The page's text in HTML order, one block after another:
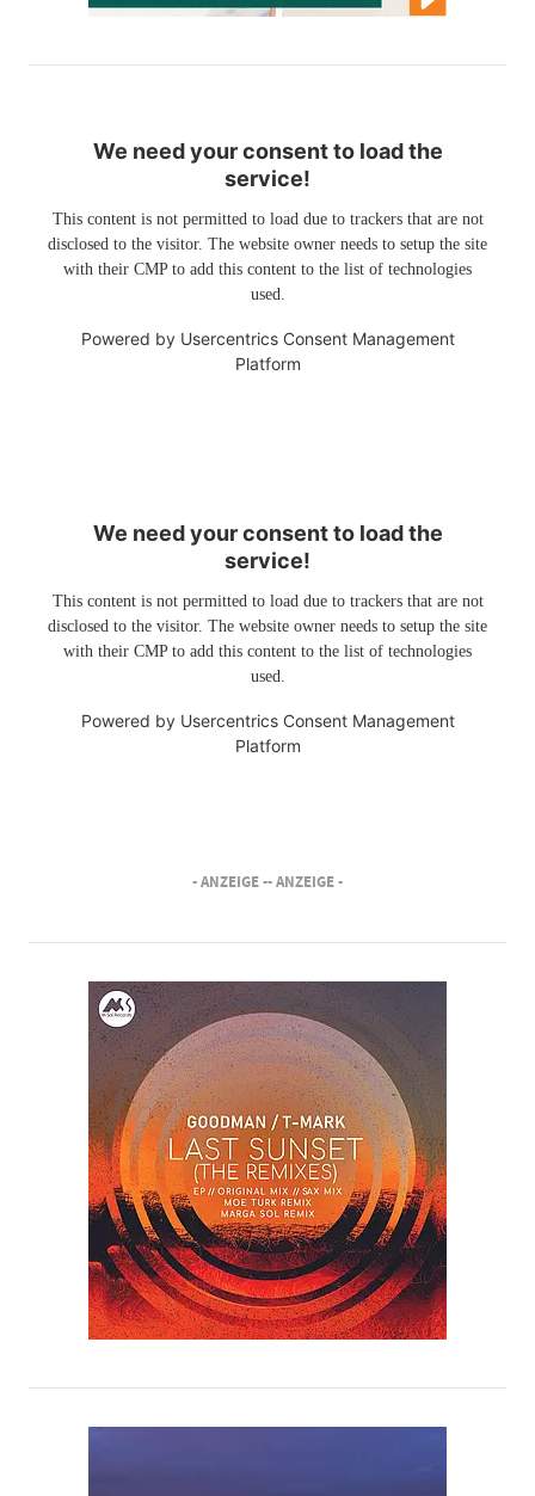
We need your consent to load the
service!
This content is not permitted to load due to trackers that are not
disclosed to the visitor. The website owner needs to setup the site
with their CMP to add this content to the list of technologies
used.
Powered by Usercentrics Consent Management
Platform
We need your consent to load the
service!
This content is not permitted to load due to trackers that are not
disclosed to the visitor. The website owner needs to setup the site
with their CMP to add this content to the list of technologies
used.
Powered by Usercentrics Consent Management
Platform
- ANZEIGE -- ANZEIGE -